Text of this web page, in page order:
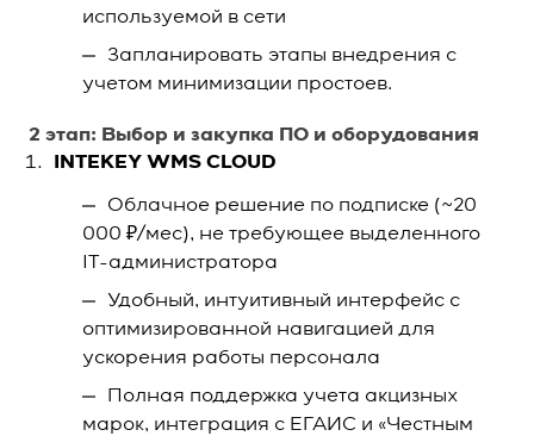
используемой в сети
Запланировать этапы внедрения с
учетом минимизации простоев.
2 этап: Выбор и закупка ПО и оборудования
INTEKEY WMS CLOUD
Облачное решение по подписке (~20
000 ₽/мес), не требующее выделенного
IT-администратора
Удобный, интуитивный интерфейс с
оптимизированной навигацией для
ускорения работы персонала
Полная поддержка учета акцизных
марок, интеграция с ЕГАИС и «Честным